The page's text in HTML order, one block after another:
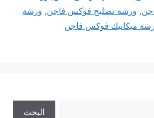
, ورشة تصليح فوكس فاجن, ورشة
ميكانيك فوكس فاجن
البحث